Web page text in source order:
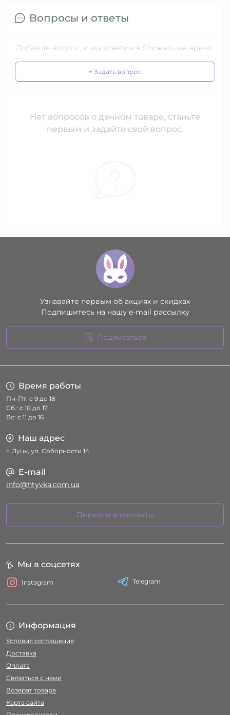
Вопросы и ответы
Добавьте вопрос, и мы ответим в ближайшее время.
+ Задать вопрос
Нет вопросов о данном товаре, станьте
первым и задайте свой вопрос.
Узнавайте первым об акциях и скидках
Подпишитесь на нашу e-mail рассылку
Подписаться
Время работы
Пн-Пт: с 9 до 18
Сб.: с 10 до 17
Вс: с 11 до 16
Наш адрес
г. Луцк, ул. Соборности 14
E-mail
info@htyvka.com.ua
Перейти в контакты
Информация
Условия соглашения
Доставка
Оплата
Связаться с нами
Возврат товара
Карта сайта
Мы в соцсетях
Instagram Telegram